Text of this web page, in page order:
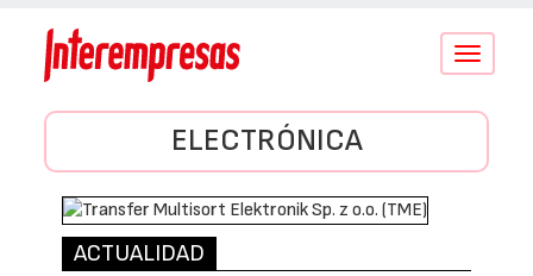
Conmutar
ELECTRÓNICA
ACTUALIDAD